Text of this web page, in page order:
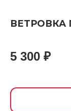
ВЕТРОВКА
5 300 ₽